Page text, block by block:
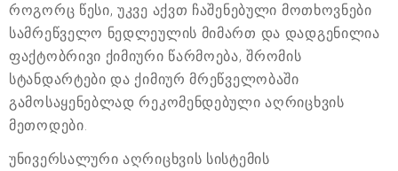
როგორც წესი, უკვე აქვთ ჩაშენებული მოთხოვნები
სამრეწველო ნედლეულის მიმართ და დადგენილია
ფაქტობრივი ქიმიური წარმოება, შრომის
სტანდარტები და ქიმიურ მრეწველობაში
გამოსაყენებლად რეკომენდებული აღრიცხვის
მეთოდები.
უნივერსალური აღრიცხვის სისტემის